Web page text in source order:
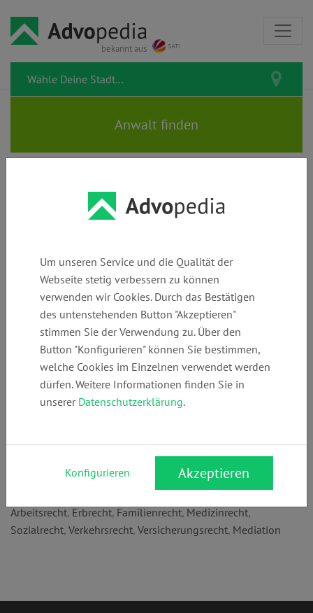
bekannt aus
KANZLEI AM RATHAUS |
Notare | Mediation
Telefon:
+49 (0)
410251600
E-Mail:
info@kanzleiam
rathaus.com
kanzleiamrathau
s.com
Arbeitsrecht, Erbrecht, Familienrecht, Medizinrecht,
Sozialrecht, Verkehrsrecht, Versicherungsrecht, Mediation
Um unseren Service und die Qualität der
Webseite stetig verbessern zu können
verwenden wir Cookies. Durch das Bestätigen
des untenstehenden Button "Akzeptieren"
stimmen Sie der Verwendung zu. Über den
Button "Konfigurieren" können Sie bestimmen,
welche Cookies im Einzelnen verwendet werden
dürfen. Weitere Informationen finden Sie in
unserer Datenschutzerklärung.
Konfigurieren Akzeptieren